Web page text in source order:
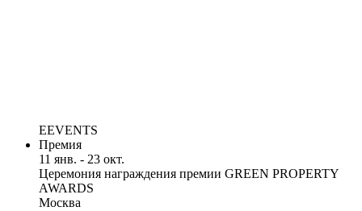
EEVENTS
Премия
11 янв. - 23 окт.
Церемония награждения премии GREEN PROPERTY
AWARDS
Москва